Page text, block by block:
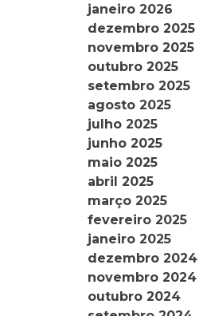
janeiro 2026
dezembro 2025
novembro 2025
outubro 2025
setembro 2025
agosto 2025
julho 2025
junho 2025
maio 2025
abril 2025
março 2025
fevereiro 2025
janeiro 2025
dezembro 2024
novembro 2024
outubro 2024